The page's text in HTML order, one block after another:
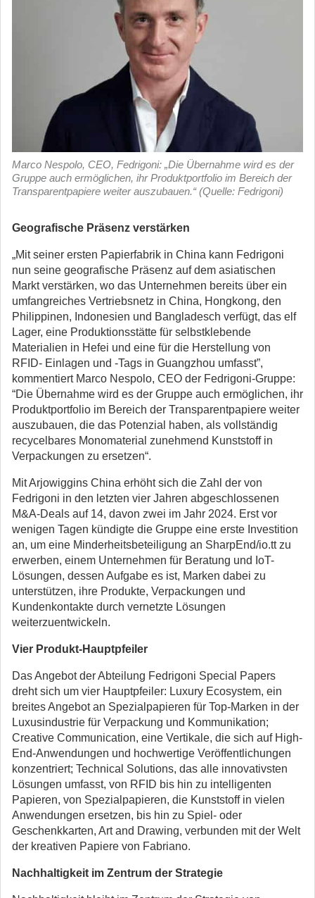
Marco Nespolo, CEO, Fedrigoni: „Die Übernahme wird es der
Gruppe auch ermöglichen, ihr Produktportfolio im Bereich der
Transparentpapiere weiter auszubauen.“ (Quelle: Fedrigoni)
Geografische Präsenz verstärken
„Mit seiner ersten Papierfabrik in China kann Fedrigoni
nun seine geografische Präsenz auf dem asiatischen
Markt verstärken, wo das Unternehmen bereits über ein
umfangreiches Vertriebsnetz in China, Hongkong, den
Philippinen, Indonesien und Bangladesch verfügt, das elf
Lager, eine Produktionsstätte für selbstklebende
Materialien in Hefei und eine für die Herstellung von
RFID- Einlagen und -Tags in Guangzhou umfasst”,
kommentiert Marco Nespolo, CEO der Fedrigoni-Gruppe:
“Die Übernahme wird es der Gruppe auch ermöglichen, ihr
Produktportfolio im Bereich der Transparentpapiere weiter
auszubauen, die das Potenzial haben, als vollständig
recycelbares Monomaterial zunehmend Kunststoff in
Verpackungen zu ersetzen“.
Mit Arjowiggins China erhöht sich die Zahl der von
Fedrigoni in den letzten vier Jahren abgeschlossenen
M&A-Deals auf 14, davon zwei im Jahr 2024. Erst vor
wenigen Tagen kündigte die Gruppe eine erste Investition
an, um eine Minderheitsbeteiligung an SharpEnd/io.tt zu
erwerben, einem Unternehmen für Beratung und IoT-
Lösungen, dessen Aufgabe es ist, Marken dabei zu
unterstützen, ihre Produkte, Verpackungen und
Kundenkontakte durch vernetzte Lösungen
weiterzuentwickeln.
Vier Produkt-Hauptpfeiler
Das Angebot der Abteilung Fedrigoni Special Papers
dreht sich um vier Hauptpfeiler: Luxury Ecosystem, ein
breites Angebot an Spezialpapieren für Top-Marken in der
Luxusindustrie für Verpackung und Kommunikation;
Creative Communication, eine Vertikale, die sich auf High-
End-Anwendungen und hochwertige Veröffentlichungen
konzentriert; Technical Solutions, das alle innovativsten
Lösungen umfasst, von RFID bis hin zu intelligenten
Papieren, von Spezialpapieren, die Kunststoff in vielen
Anwendungen ersetzen, bis hin zu Spiel- oder
Geschenkkarten, Art and Drawing, verbunden mit der Welt
der kreativen Papiere von Fabriano.
Nachhaltigkeit im Zentrum der Strategie